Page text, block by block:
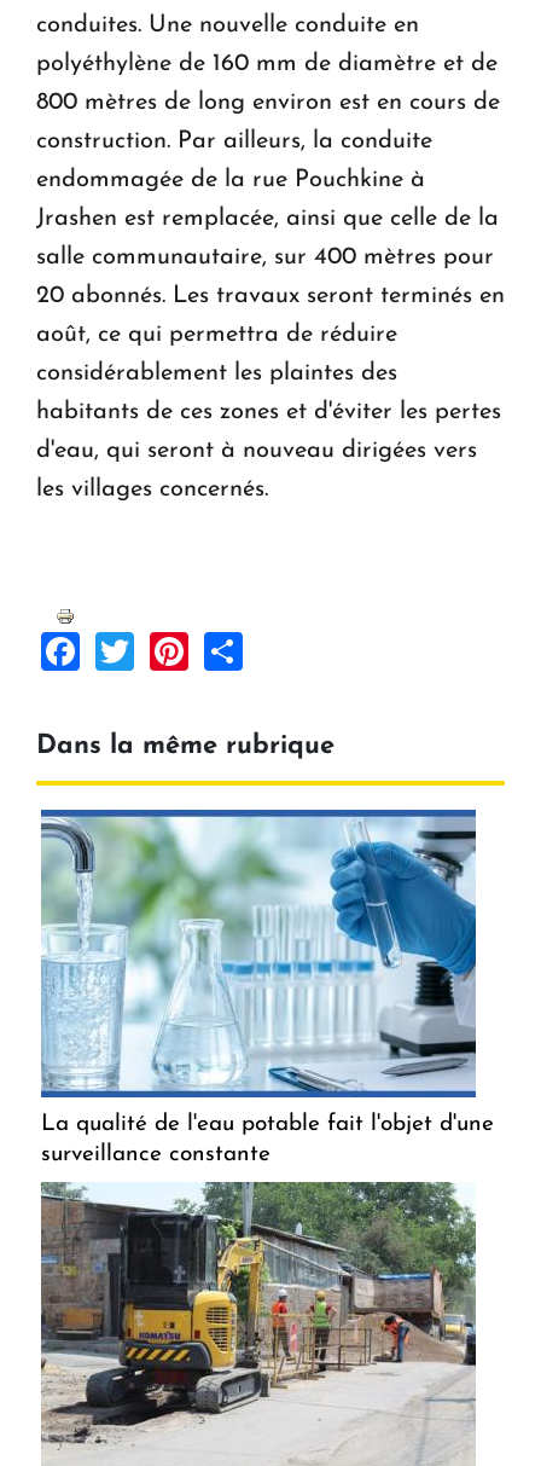
conduites. Une nouvelle conduite en
polyéthylène de 160 mm de diamètre et de
800 mètres de long environ est en cours de
construction. Par ailleurs, la conduite
endommagée de la rue Pouchkine à
Jrashen est remplacée, ainsi que celle de la
salle communautaire, sur 400 mètres pour
20 abonnés. Les travaux seront terminés en
août, ce qui permettra de réduire
considérablement les plaintes des
habitants de ces zones et d'éviter les pertes
d'eau, qui seront à nouveau dirigées vers
les villages concernés.
Facebook
TwitterPinterest
Dans la même rubrique
La qualité de l'eau potable fait l'objet d'une
surveillance constante